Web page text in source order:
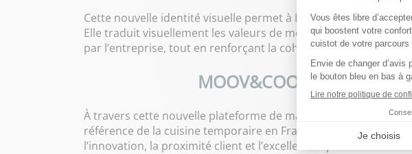
Cette nouvelle identité visuelle permet à MOOV&COOK de
Elle traduit visuellement les valeurs de mobilité, de réactivité
par l’entreprise, tout en renforçant la cohérence entre les
MOOV&COOK affirme sa
À travers cette nouvelle plateforme de marque et cette
référence de la cuisine temporaire en France. Cette
l’innovation, la proximité client et l’excellence opérationnelle